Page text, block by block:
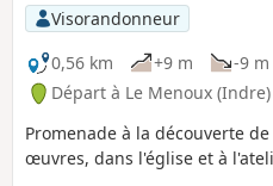
Visorandonneur
0,56 km
+9 m -9 m
Départ à Le Menoux (Indre)
Promenade à la découverte
œuvres, dans l'église et à